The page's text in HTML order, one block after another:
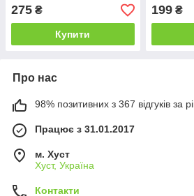
275 ₴
Купити
Muschio
199₴
Про нас
98% позитивних з 367 відгуків за
Працює з 31.01.2017
м. Хуст
Хуст, Україна
Контакти